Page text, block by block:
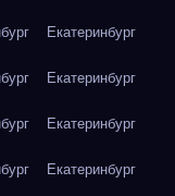
Екатеринбург
Екатеринбург
Екатеринбург
Екатеринбург